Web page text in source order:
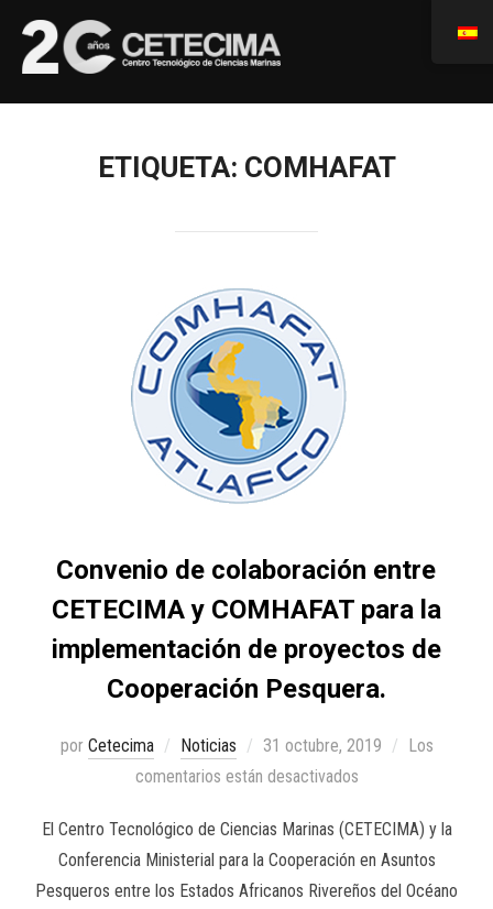
ETIQUETA: COMHAFAT
Convenio de colaboración entre
CETECIMA y COMHAFAT para la
implementación de proyectos de
Cooperación Pesquera.
por Cetecima Noticias 31 octubre, 2019
Los
comentarios están desactivados
El Centro Tecnológico de Ciencias Marinas (CETECIMA) y la
Conferencia Ministerial para la Cooperación en Asuntos
Pesqueros entre los Estados Africanos Rivereños del Océano